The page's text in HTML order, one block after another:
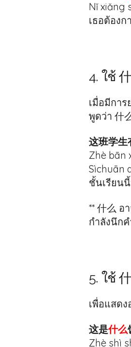
Nǐ xiǎng
เธอต้อง
4. ใช้
เมื่อมีกา
พูดว่า 什
这班学生
Zhè bān
Sìchuān
ชั้นเรียน
** 什么 อ
กำลังนึก
5. ใช้
เพื่อแสด
这是什么
Zhè shì